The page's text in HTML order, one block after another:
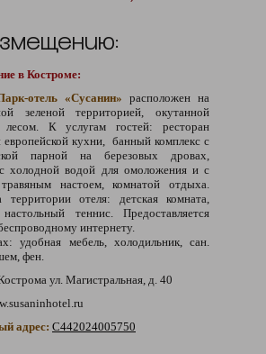
в Костроме:
отель «Сусанин» расположен на
зеленой территорией, окутанной
К услугам гостей: ресторан
европейской кухни, банный комплекс с
парной на березовых дровах,
холодной водой для омоложения и с
настоем, комнатой отдыха.
отеля: детская комната,
теннис. Предоставляется
интернету.
удобная мебель, холодильник, сан.
фен.
ул. Магистральная, д. 40
адрес: С442024005750